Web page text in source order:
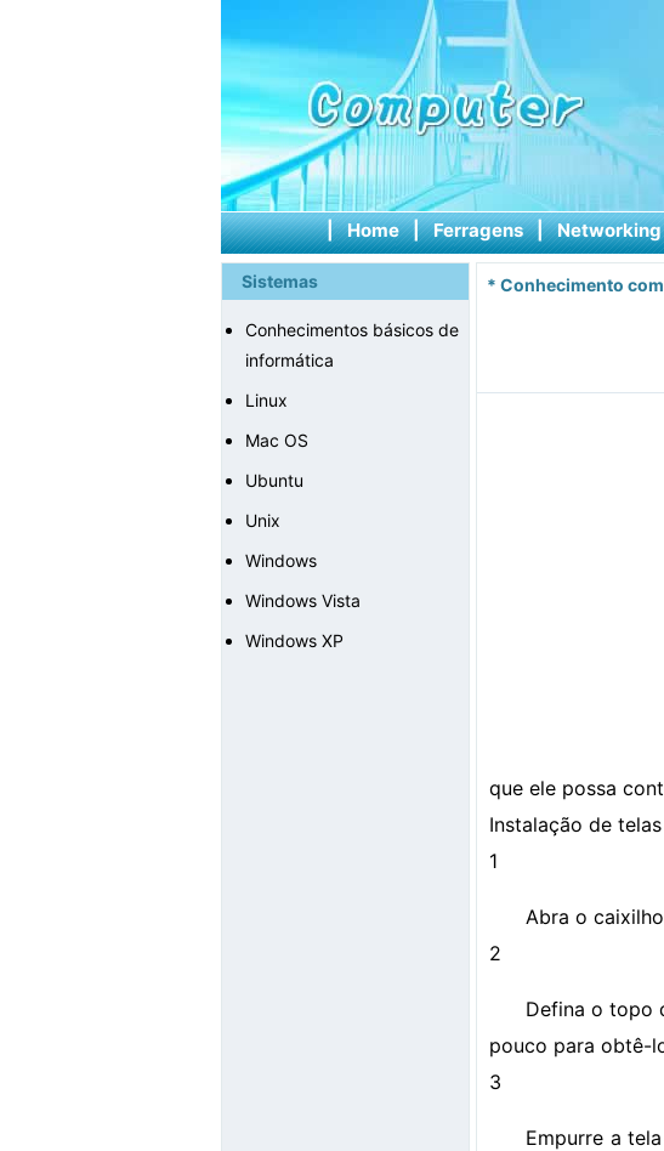
| Home | Ferragens | Networking
Sistemas
Conhecimentos básicos de
informática
Linux
Mac OS
Ubuntu
Unix
Windows
Windows Vista
Windows XP
* Conhecimento
que ele possa
Instalação de
1
Abra o
2
Defina o topo
pouco para obtê-
3
Empurre a